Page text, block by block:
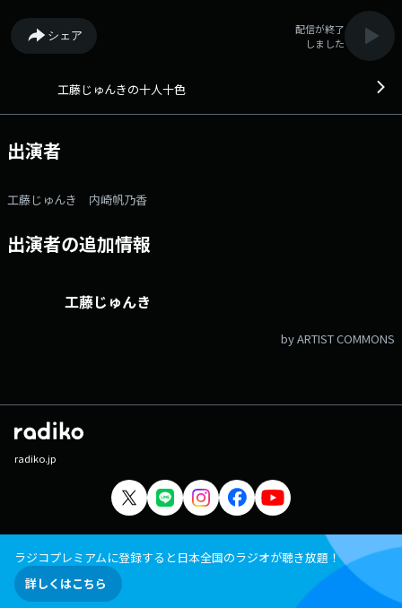
シェア
配信が終了
しました
工藤じゅんきの十人十色
出演者
工藤じゅんき 内崎帆乃香
出演者の追加情報
工藤じゅんき
by ARTIST COMMONS
radiko.jp
ラジコプレミアムに登録すると日本全国のラジオが聴き放題！
詳しくはこちら